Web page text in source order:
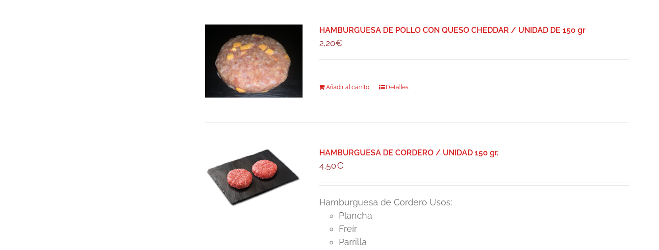
HAMBURGUESA DE POLLO CON QUESO CHEDDAR / UNIDAD DE 150 gr
2,20€
Añadir al carrito Detalles
HAMBURGUESA DE CORDERO / UNIDAD 150 gr.
4,50€
Hamburguesa de Cordero Usos:
Plancha
Freír
Parrilla